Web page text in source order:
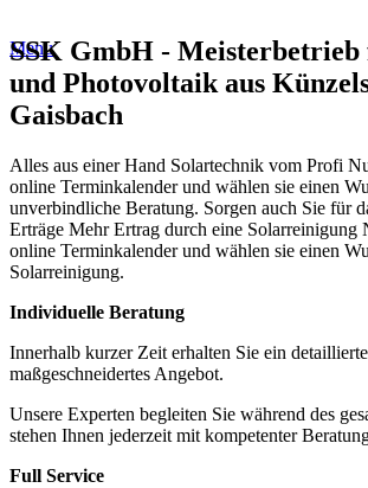
Menu
SSK GmbH -
und Photovoltaik aus
Gaisbach
Alles aus einer Hand Solartechnik vom Profi
online Terminkalender und wählen sie einen
unverbindliche Beratung. Sorgen auch Sie für
Erträge Mehr Ertrag durch eine Solarreinigung
online Terminkalender und wählen sie einen
Solarreinigung.
Individuelle Beratung
Innerhalb kurzer Zeit erhalten Sie ein
maßgeschneidertes Angebot.
Unsere Experten begleiten Sie während des
stehen Ihnen jederzeit mit kompetenter
Full Service